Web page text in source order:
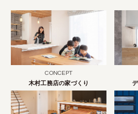
CONCEPT
木村工務店の家づくり